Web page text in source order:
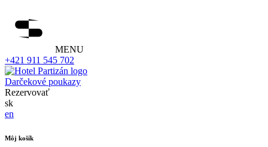
MENU
+421 911 545 702
Darčekové poukazy
Rezervovať
sk
en
Môj košík